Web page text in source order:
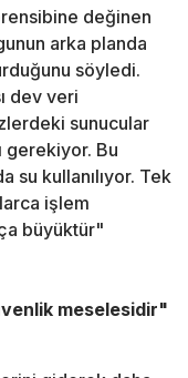
değinen
arka planda
söyledi.
dev veri
sunucular
gerekiyor. Bu
su kullanılıyor. Tek
işlem
büyüktür"
meselesidir"